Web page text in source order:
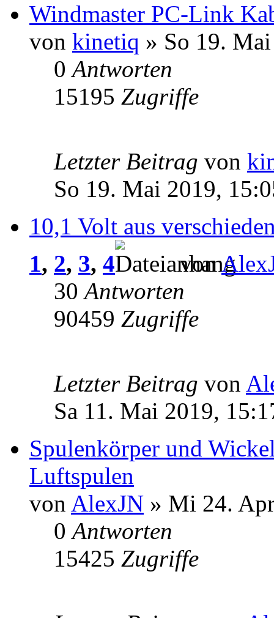
Windmaster PC-Link
von kinetiq » So 19.
0Antworten
15195 Zugriffe
Letzter Beitrag von
So 19. Mai 2019,
10,1 Volt aus
1, 2, 3, 4 von
30Antworten
90459 Zugriffe
Letzter Beitrag von
Sa 11. Mai 2019,
Spulenkörper und
Luftspulen
von AlexJN » Mi 24.
0Antworten
15425 Zugriffe